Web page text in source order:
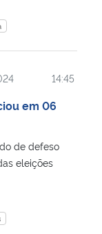
14:45
em 06
de defeso
eleições